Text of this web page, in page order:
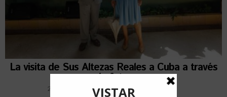
La visita de Sus Altezas Reales a Cuba a través
de fotos
28 marzo, 2019 porRedacción VISTAR